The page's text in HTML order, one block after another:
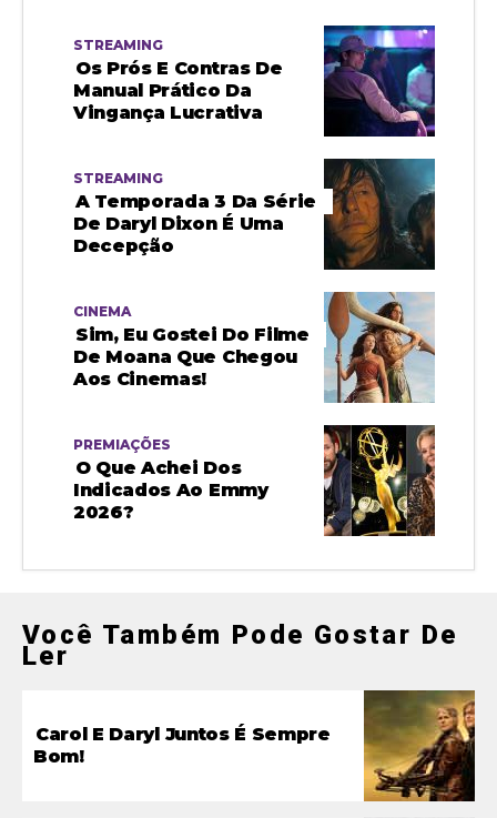
STREAMING
Os Prós E Contras De
Manual Prático Da
Vingança Lucrativa
STREAMING
A Temporada 3 Da Série
De Daryl Dixon É Uma
Decepção
CINEMA
Sim, Eu Gostei Do Filme
De Moana Que Chegou
Aos Cinemas!
PREMIAÇÕES
O Que Achei Dos
Indicados Ao Emmy
2026?
Você Também Pode Gostar De
Ler
Carol E Daryl Juntos É Sempre
Bom!